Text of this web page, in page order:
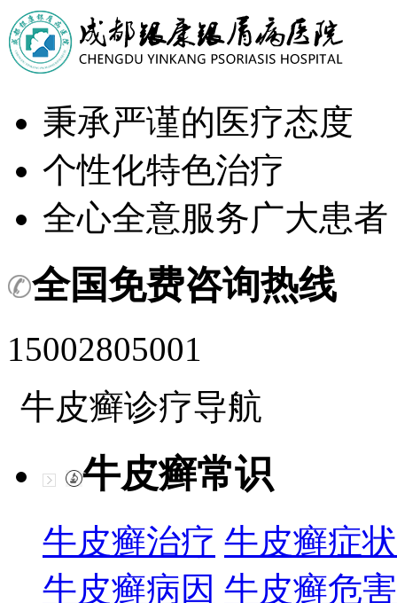
秉承严谨的医疗态度
个性化特色治疗
全心全意服务广大患者
全国免费咨询热线
15002805001
牛皮癣诊疗导航
牛皮癣常识
牛皮癣治疗 牛皮癣症状
牛皮癣病因 牛皮癣危害